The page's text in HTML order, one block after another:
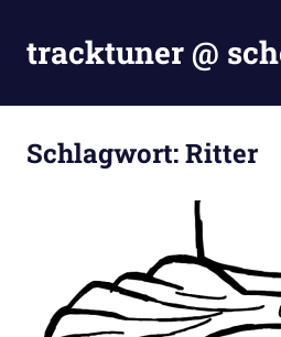
Inhalt
springen
tracktuner @
is
my
Schlagwort:Ritter